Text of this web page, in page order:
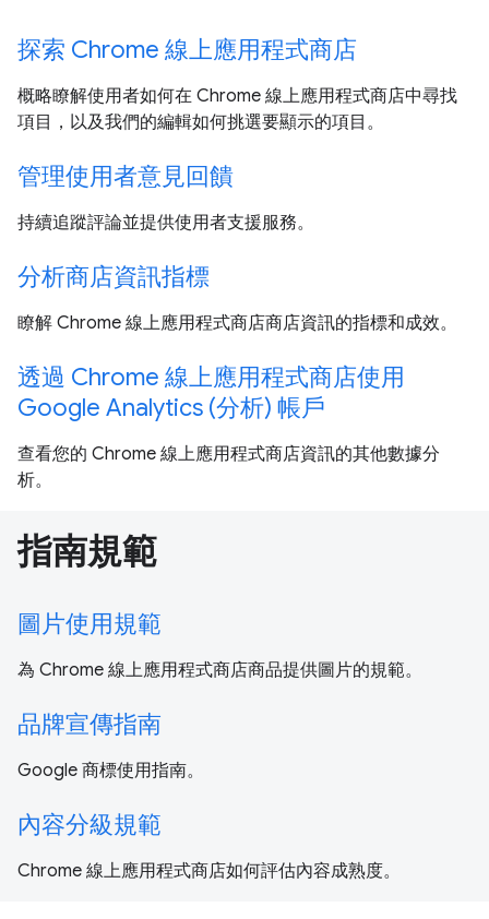
探索 Chrome 線上應用程式商店
概略瞭解使用者如何在 Chrome 線上應用程式商店中尋找
項目，以及我們的編輯如何挑選要顯示的項目。
管理使用者意見回饋
持續追蹤評論並提供使用者支援服務。
分析商店資訊指標
瞭解 Chrome 線上應用程式商店商店資訊的指標和成效。
透過 Chrome 線上應用程式商店使用
Google Analytics (分析) 帳戶
查看您的 Chrome 線上應用程式商店資訊的其他數據分
析。
指南規範
圖片使用規範
為 Chrome 線上應用程式商店商品提供圖片的規範。
品牌宣傳指南
Google 商標使用指南。
內容分級規範
Chrome 線上應用程式商店如何評估內容成熟度。